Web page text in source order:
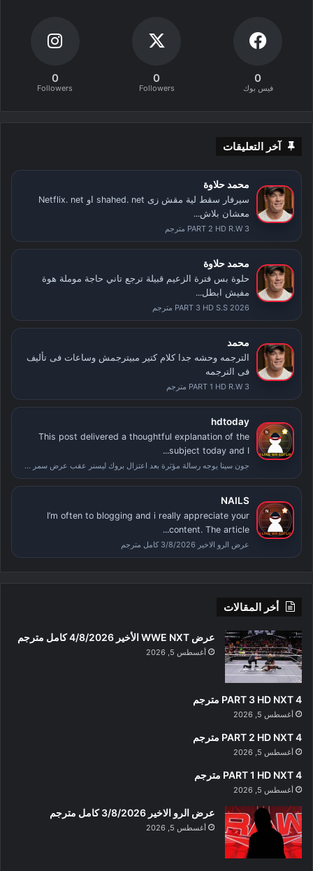
0
فيس بوك
0
Followers
0
Followers
آخر التعليقات
محمد حلاوة
سيرفار سقط لية مقش زى shahed. net او Netflix. net
معشان بلاش...
PART 2 HD R.W 3 مترجم
محمد حلاوة
حلوة بس فترة الزعيم قبيلة ترجع تاني حاجة موملة هوة
مفيش ابطل...
PART 3 HD S.S 2026 مترجم
محمد
الترجمه وحشه جدا كلام كتير مبيترجمش وساعات فى تأليف
فى الترجمه
PART 1 HD R.W 3 مترجم
hdtoday
This post delivered a thoughtful explanation of the
subject today and I...
جون سينا يوجه رسالة مؤثرة بعد اعتزال بروك ليسنر عقب عرض سمر سلام
NAILS
I’m often to blogging and i really appreciate your
content. The article...
عرض الرو الاخير 3/8/2026 كامل مترجم
أخر المقالات
عرض WWE NXT الأخير 4/8/2026 كامل مترجم
أغسطس 5, 2026
PART 3 HD NXT 4 مترجم
أغسطس 5, 2026
PART 2 HD NXT 4 مترجم
أغسطس 5, 2026
PART 1 HD NXT 4 مترجم
أغسطس 5, 2026
عرض الرو الاخير 3/8/2026 كامل مترجم
أغسطس 5, 2026